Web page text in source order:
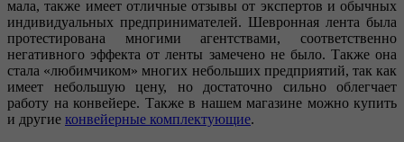
мала, также имеет отличные отзывы от экспертов и обычных
индивидуальных предпринимателей. Шевронная лента была
протестирована многими агентствами, соответственно
негативного эффекта от ленты замечено не было. Также она
стала «любимчиком» многих небольших предприятий, так как
имеет небольшую цену, но достаточно сильно облегчает
работу на конвейере. Также в нашем магазине можно купить
и другие конвейерные комплектующие.